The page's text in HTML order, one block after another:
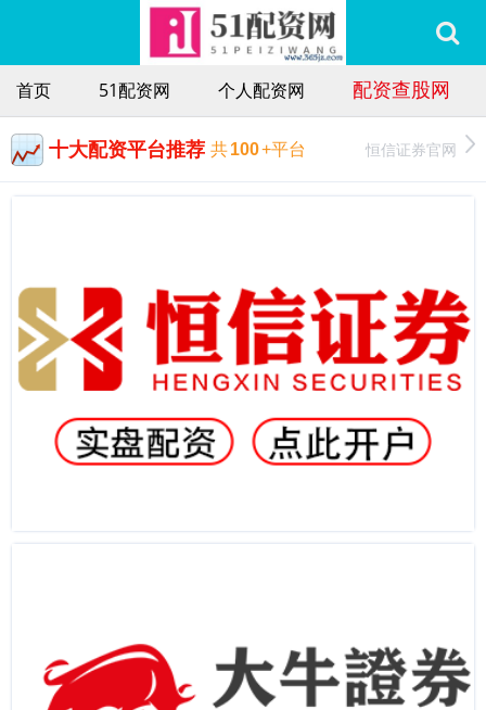
首页 51配资网 个人配资网 配资查股网
十大配资平台推荐 共100+平台 恒信证券官网